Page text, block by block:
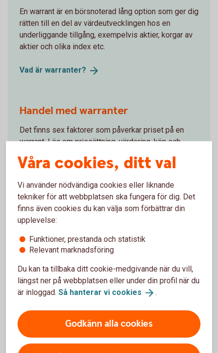
En warrant är en börsnoterad lång option som ger dig
rätten till en del av värdeutvecklingen hos en
underliggande tillgång, exempelvis aktier, korgar av
aktier och olika index etc.
Vad är warranter?
Handel med warranter
Det finns sex faktorer som påverkar priset på en
warrant. Läs om prissättning, värdering, köp och
Risker med warranter
Investeringar på kapitalmarknaden kan medföra
risker att helt eller delvis förlora det investerade
vissa specifika risker för warranter.
Risker medwarranter
Analysverktyg för warranter
Våra cookies, ditt val
Vi använder nödvändiga cookies eller liknande
tekniker för att webbplatsen ska fungera för dig. Det
finns även cookies du kan välja som förbättrar din
upplevelse:
Funktioner, prestanda och statistik
Relevant marknadsföring
Du kan ta tillbaka ditt cookie-medgivande när du vill,
längst ner på webbplatsen eller under din profil när du
är inloggad. Så hanterar vi cookies .
Godkänn alla cookies